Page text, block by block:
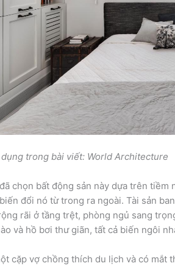
trong bài viết: World Architecture
chọn bất động sản này dựa trên
đổi nó từ trong ra ngoài. Tài sản
rãi ở tầng trệt, phòng ngủ sang
và hồ bơi thư giãn, tất cả biến ngôi
cặp vợ chồng thích du lịch và có mắt